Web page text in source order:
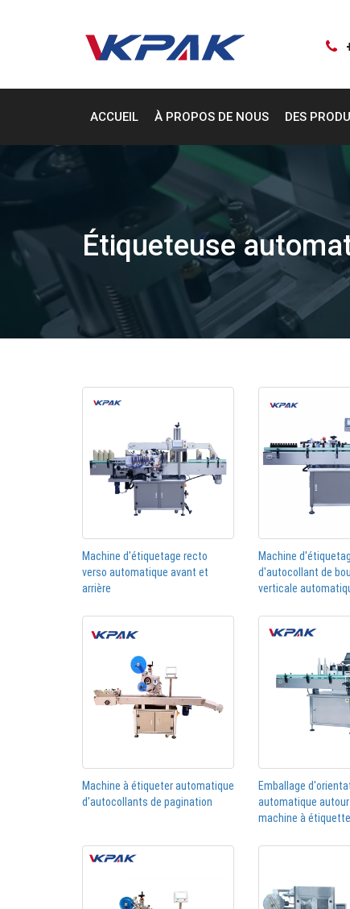
ACCUEIL À PROPOS DE NOUS DES
Étiqueteuse
Machine d'étiquetage recto
verso automatique avant et
arrière
Machine
d'autocollant de
verticale
Machine à étiqueter automatique
d'autocollants de pagination
Emballage
automatique autour
machine à